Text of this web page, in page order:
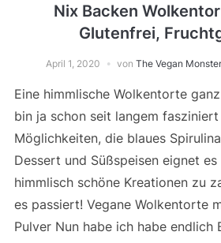
Nix Backen
Glutenfrei,
April 1, 2020 von The Vegan Monster
Eine himmlische Wolkentorte
bin ja schon seit langem
Möglichkeiten, die blaues
Dessert und Süßspeisen eignet
himmlisch schöne Kreationen zu
es passiert! Vegane Wolkentorte
Pulver Nun habe ich habe endlich